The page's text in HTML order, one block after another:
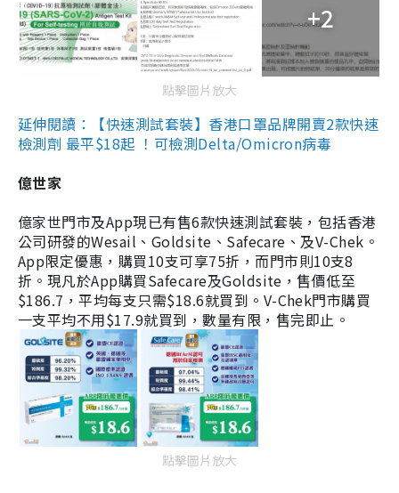
+2
點擊圖片放大
延伸閱讀：【快速測試套裝】香港口罩品牌開賣2款快速
檢測劑 最平$18起 ！可檢測Delta/Omicron病毒
億世家
億家世門市及App現已有售6款快速測試套裝，包括香港
公司研發的Wesail、Goldsite、Safecare、及V-Chek。
App限定優惠，購買10支可享75折，而門市則10支8
折。現凡於App購買Safecare及Goldsite，售價低至
$186.7，平均每支只需$18.6就買到。V-Chek門市購買
一支平均不用$17.9就買到，數量有限，售完即止。
點擊圖片放大